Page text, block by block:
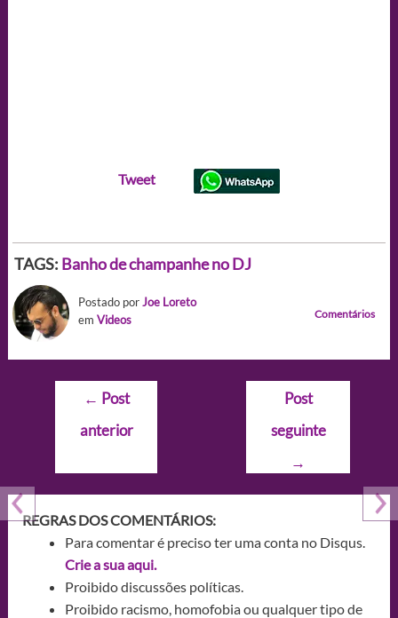
Tweet
TAGS: Banho de champanhe no DJ
Postado porJoe Loreto
em Videos Comentários
Navegação
Post
← Post
anterior
Post
seguinte
→
REGRAS DOS COMENTÁRIOS:
Para comentar é preciso ter uma conta no Disqus.
Crie a sua aqui.
Proibido discussões políticas.
Proibido racismo, homofobia ou qualquer tipo de